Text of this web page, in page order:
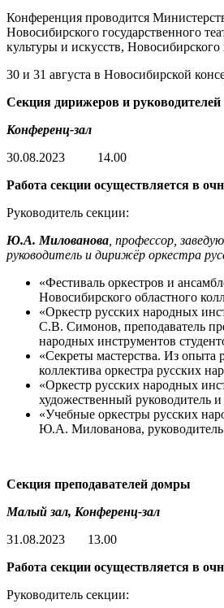
Конференция проводится
Новосибирского государственного
культуры и искусств,
30 и 31 августа в Новосибирской
Секция дирижеров и
Конференц-зал
30.08.2023 14.00
Работа секции осуществляется в
Руководитель секции:
Ю.А. Милованова , профессор,
руководитель и дирижёр оркестра
«Фестиваль оркестров и
Новосибирского областного
«Оркестр русских народных
С.В. Симонов, преподаватель
народных инструментов
«Секреты мастерства. Из опыта
коллектива оркестра русских
«Оркестр русских народных
художественный руководитель
«Учебные оркестры русских
Ю.А. Милованова, руководитель
Секция преподавателей домры
Малый зал, Конференц-зал
31.08.2023 13.00
Работа секции осуществляется в
Руководитель секции: